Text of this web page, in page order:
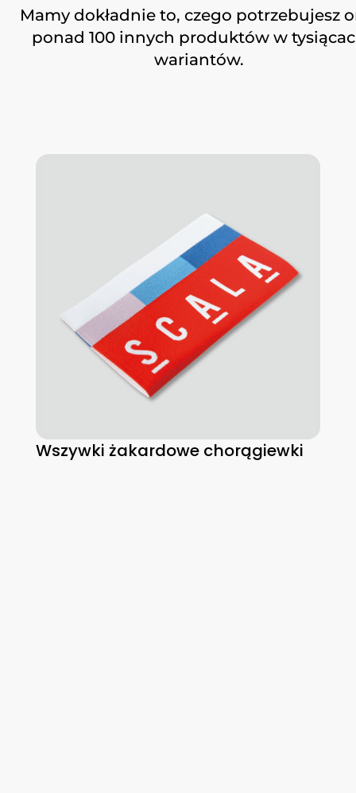
Mamy dokładnie to, czego potrzebujesz
ponad 100 innych produktów w
wariantów.
Wszywki żakardowe chorągiewki